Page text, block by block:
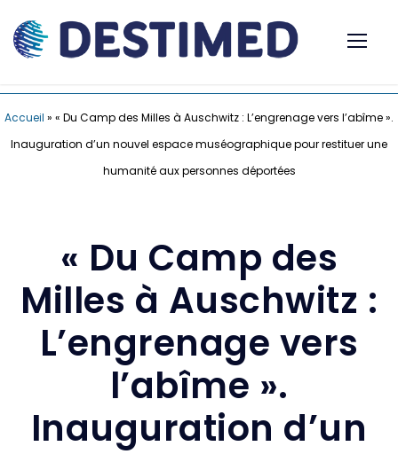
Accueil » « Du Camp des Milles à Auschwitz : L’engrenage vers l’abîme ».
Inauguration d’un nouvel espace muséographique pour restituer une
humanité aux personnes déportées
« Du Camp des
Milles à Auschwitz :
L’engrenage vers
l’abîme ».
Inauguration d’un